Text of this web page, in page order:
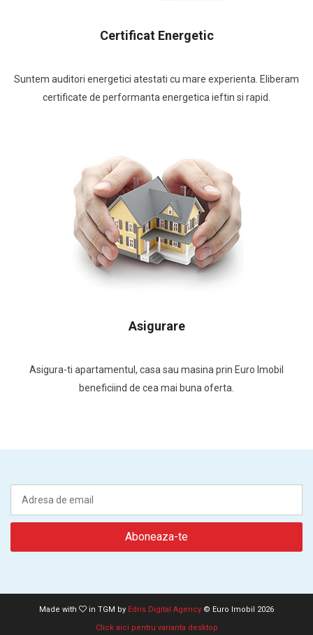
Certificat Energetic
Suntem auditori energetici atestati cu mare experienta. Eliberam
certificate de performanta energetica ieftin si rapid.
Asigurare
Asigura-ti apartamentul, casa sau masina prin Euro Imobil
beneficiind de cea mai buna oferta.
Made with in TGM by Edris Digital Agency © Euro Imobil 2026
Click aici pentru varianta desktop